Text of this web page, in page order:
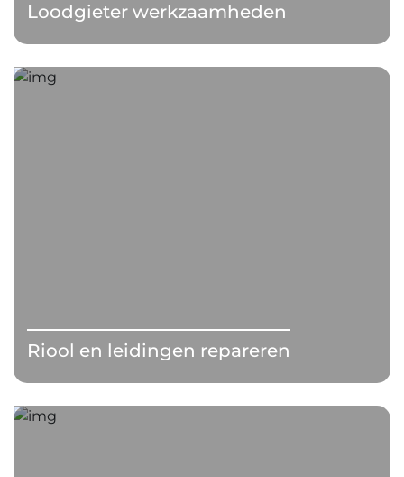
Loodgieter werkzaamheden
Riool en leidingen repareren